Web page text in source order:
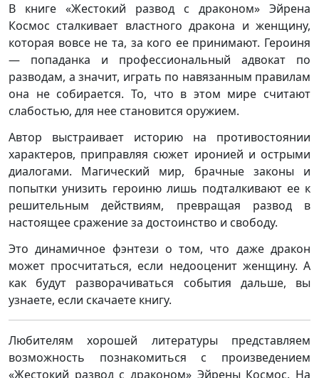
В книге «Жестокий развод с драконом» Эйрена
Космос сталкивает властного дракона и женщину,
которая вовсе не та, за кого ее принимают. Героиня
— попаданка и профессиональный адвокат по
разводам, а значит, играть по навязанным правилам
она не собирается. То, что в этом мире считают
слабостью, для нее становится оружием.
Автор выстраивает историю на противостоянии
характеров, приправляя сюжет иронией и острыми
диалогами. Магический мир, брачные законы и
попытки унизить героиню лишь подталкивают ее к
решительным действиям, превращая развод в
настоящее сражение за достоинство и свободу.
Это динамичное фэнтези о том, что даже дракон
может просчитаться, если недооценит женщину. А
как будут разворачиваться события дальше, вы
узнаете, если скачаете книгу.
Любителям хорошей литературы представляем
возможность познакомиться с произведением
«Жестокий развод с драконом» Эйрены Космос. На